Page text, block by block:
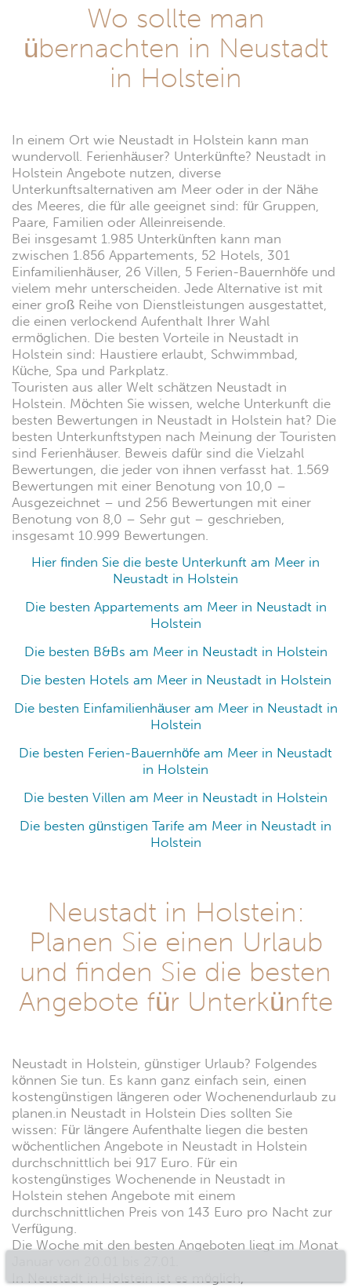
Wo sollte man
übernachten in Neustadt
in Holstein
In einem Ort wie Neustadt in Holstein kann man
wundervoll. Ferienhäuser? Unterkünfte? Neustadt in
Holstein Angebote nutzen, diverse
Unterkunftsalternativen am Meer oder in der Nähe
des Meeres, die für alle geeignet sind: für Gruppen,
Paare, Familien oder Alleinreisende.
Bei insgesamt 1.985 Unterkünften kann man
zwischen 1.856 Appartements, 52 Hotels, 301
Einfamilienhäuser, 26 Villen, 5 Ferien-Bauernhöfe und
vielem mehr unterscheiden. Jede Alternative ist mit
einer groß Reihe von Dienstleistungen ausgestattet,
die einen verlockend Aufenthalt Ihrer Wahl
ermöglichen. Die besten Vorteile in Neustadt in
Holstein sind: Haustiere erlaubt, Schwimmbad,
Küche, Spa und Parkplatz.
Touristen aus aller Welt schätzen Neustadt in
Holstein. Möchten Sie wissen, welche Unterkunft die
besten Bewertungen in Neustadt in Holstein hat? Die
besten Unterkunftstypen nach Meinung der Touristen
sind Ferienhäuser. Beweis dafür sind die Vielzahl
Bewertungen, die jeder von ihnen verfasst hat. 1.569
Bewertungen mit einer Benotung von 10,0 –
Ausgezeichnet – und 256 Bewertungen mit einer
Benotung von 8,0 – Sehr gut – geschrieben,
insgesamt 10.999 Bewertungen.
Hier finden Sie die beste Unterkunft am Meer in
Neustadt in Holstein
Die besten Appartements am Meer in Neustadt in
Holstein
Die besten B&Bs am Meer in Neustadt in Holstein
Die besten Hotels am Meer in Neustadt in Holstein
Die besten Einfamilienhäuser am Meer in Neustadt in
Holstein
Die besten Ferien-Bauernhöfe am Meer in Neustadt
in Holstein
Die besten Villen am Meer in Neustadt in Holstein
Die besten günstigen Tarife am Meer in Neustadt in
Holstein
Neustadt in Holstein:
Planen Sie einen Urlaub
und finden Sie die besten
Angebote für Unterkünfte
Neustadt in Holstein, günstiger Urlaub? Folgendes
können Sie tun. Es kann ganz einfach sein, einen
kostengünstigen längeren oder Wochenendurlaub zu
planen.in Neustadt in Holstein Dies sollten Sie
wissen: Für längere Aufenthalte liegen die besten
wöchentlichen Angebote in Neustadt in Holstein
durchschnittlich bei 917 Euro. Für ein
kostengünstiges Wochenende in Neustadt in
Holstein stehen Angebote mit einem
durchschnittlichen Preis von 143 Euro pro Nacht zur
Verfügung.
Die Woche mit den besten Angeboten liegt im Monat
In Neustadt in Holstein ist es möglich,